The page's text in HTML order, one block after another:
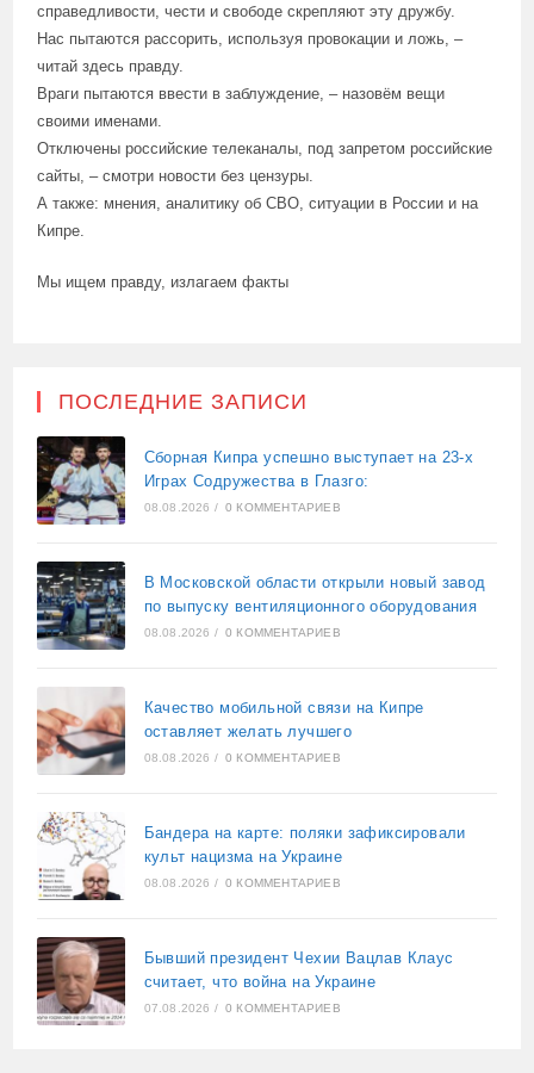
справедливости, чести и свободе скрепляют эту дружбу.
Нас пытаются рассорить, используя провокации и ложь, –
читай здесь правду.
Враги пытаются ввести в заблуждение, – назовём вещи
своими именами.
Отключены российские телеканалы, под запретом российские
сайты, – смотри новости без цензуры.
А также: мнения, аналитику об СВО, ситуации в России и на
Кипре.
Мы ищем правду, излагаем факты
ПОСЛЕДНИЕ ЗАПИСИ
Сборная Кипра успешно выступает на 23-х
Играх Содружества в Глазго:
08.08.2026 / 0 КОММЕНТАРИЕВ
В Московской области открыли новый завод
по выпуску вентиляционного оборудования
08.08.2026 / 0 КОММЕНТАРИЕВ
Качество мобильной связи на Кипре
оставляет желать лучшего
08.08.2026 / 0 КОММЕНТАРИЕВ
Бандера на карте: поляки зафиксировали
культ нацизма на Украине
08.08.2026 / 0 КОММЕНТАРИЕВ
Бывший президент Чехии Вацлав Клаус
считает, что война на Украине
07.08.2026 / 0 КОММЕНТАРИЕВ